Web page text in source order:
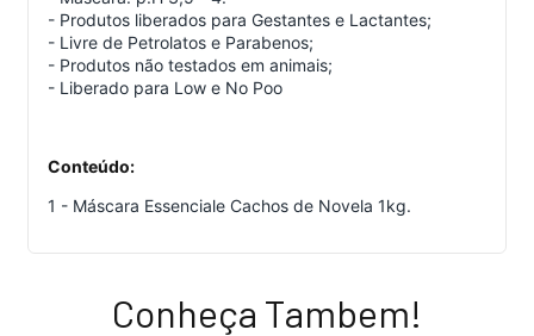
- Produtos liberados para Gestantes e Lactantes;
- Livre de Petrolatos e Parabenos;
- Produtos não testados em animais;
- Liberado para Low e No Poo
Conteúdo:
1 - Máscara Essenciale Cachos de Novela 1kg.
Conheça Tambem!